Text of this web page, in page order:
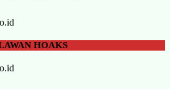
HOAKS